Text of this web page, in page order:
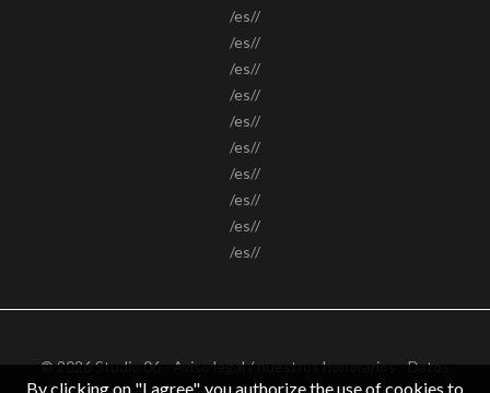
/es//
/es//
/es//
/es//
/es//
/es//
/es//
/es//
/es//
/es//
© 2026 Studio 06 -Aviso legal / nuestros honorarios-Datos
By clicking on "I agree", you authorize the use of cookies to